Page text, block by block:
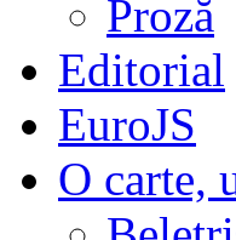
Proză
Editorial
EuroJS
O carte,